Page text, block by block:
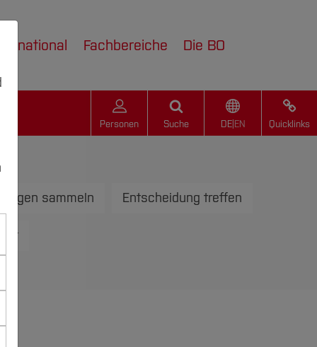
Fachbereiche Die BO
Personen Suche DE| EN Quicklinks
sammeln Entscheidung treffen